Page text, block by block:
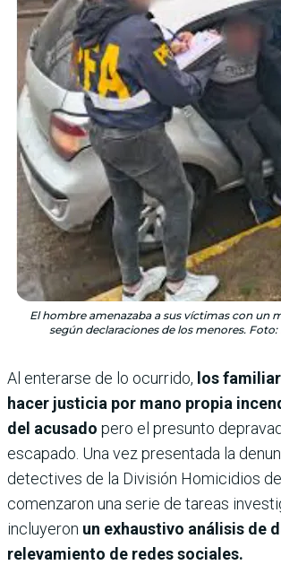
El hombre amenazaba a sus víctimas con un
según declaraciones de los menores.
Al enterarse de lo ocurrido, los
hacer justicia por mano propia
del acusado pero el presunto
escapado. Una vez presentada la
detectives de la División Homicidios
comenzaron una serie de tareas
incluyeron un exhaustivo análisis de
relevamiento de redes sociales.